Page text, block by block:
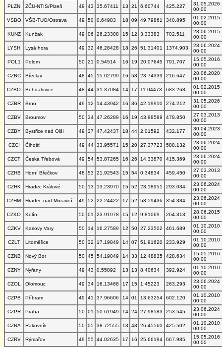
PLZN
ZČU-NTIS/Plzeň 49 43 35.67411 13 21 6.60744 425.227
31.05.2026
00:00
VSBO
VŠB-TUO/Ostrava 49 50 0.64983 18 09 49.79861 340.895
01.02.2015
00:00
KUNZ
Kunžak 49 06 26.23308 15 12 3.33383 702.511
28.06.2015
00:00
LYSH
Lysá hora 49 32 46.28428 18 26 51.31401 1374.903
23.06.2024
00:00
POL1
Polom 50 21 0.54514 16 19 20.07645 791.707
15.05.2016
00:00
CZBC
Břeclav 48 45 15.02799 16 53 23.74339 216.647
28.06.2020
00:00
CZBO
Bohdalovice 48 44 31.37084 14 17 11.04473 683.268
01.02.2015
00:00
CZBR
Brno 49 12 14.43942 16 36 42.19910 274.212
31.05.2026
00:00
CZBV
Broumov 50 34 47.26289 16 19 43.98589 478.850
27.03.2013
00:00
CZBY
Bystřice nad Olší 49 37 47.42437 18 44 2.01592 432.177
30.04.2023
00:00
CZCI
Čihošť 49 44 33.95571 15 20 27.37723 588.132
23.06.2024
00:00
CZCT
Česká Třebová 49 54 53.87265 16 26 14.33870 415.369
23.06.2024
00:00
CZHB
Horní Břečkov 48 53 21.92543 15 54 0.34834 459.450
27.03.2013
00:00
CZHK
Hradec Králové 50 13 13.23970 15 52 23.18951 293.034
23.06.2024
00:00
CZHM
Hradec nad Moravicí 49 52 22.24422 17 52 53.59436 354.384
23.06.2024
00:00
CZKO
Kolín 50 01 23.91978 15 12 9.81069 264.313
28.06.2015
00:00
CZKV
Karlovy Vary 50 14 16.27589 12 50 27.23502 461.689
01.10.2010
00:00
CZLT
Litoměřice 50 32 17.19849 14 07 51.91620 233.929
01.10.2010
00:00
CZNB
Nový Bor 50 45 54.19049 14 33 12.48835 428.634
15.05.2016
00:00
CZNY
Nýřany 49 43 0.55892 13 13 8.40634 392.924
01.10.2010
00:00
CZOL
Olomouc 49 34 16.13468 17 15 1.45223 263.293
23.06.2024
00:00
CZPB
Příbram 49 41 37.96606 14 01 13.63254 602.120
01.10.2010
00:00
CZPR
Praha 50 01 50.61949 14 24 27.98583 253.545
23.06.2024
00:00
CZRA
Rakovník 50 05 38.72555 13 43 26.45560 425.502
01.10.2010
00:00
CZRV
Rýmařov 49 55 44.02635 17 16 25.66194 667.985
15.05.2016
00:00